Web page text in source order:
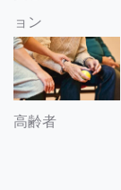
ョン
高齢者